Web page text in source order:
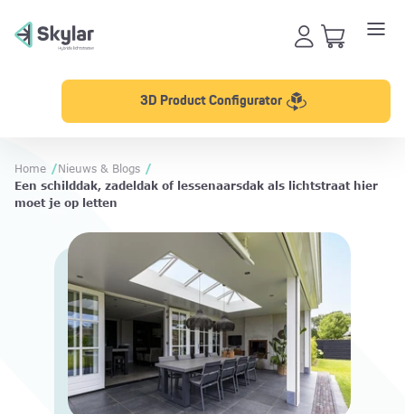
3D Product Configurator
Home /Nieuws & Blogs /
Een schilddak, zadeldak of lessenaarsdak als lichtstraat hier
moet je op letten